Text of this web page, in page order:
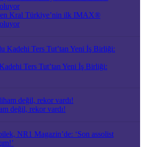
Kral Türkiye’nin ilk IMAX®
Ters Tut’tan Yeni İş Birliği:
değil, rekor vardı!